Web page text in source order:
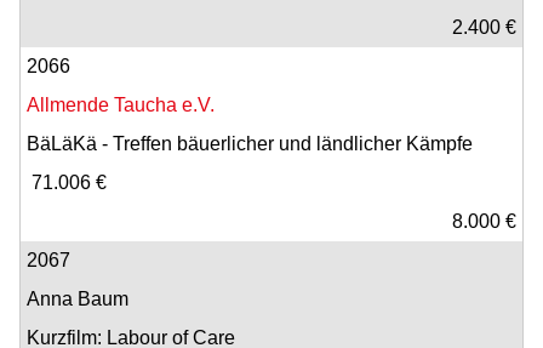
2.400 €
2066
Allmende Taucha e.V.
BäLäKä - Treffen bäuerlicher und ländlicher Kämpfe
71.006 €
8.000 €
2067
Anna Baum
Kurzfilm: Labour of Care